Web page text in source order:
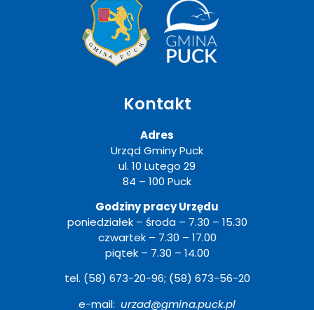
Kontakt
Adres
Urząd Gminy Puck
ul. 10 Lutego 29
84 – 100 Puck
Godziny pracy Urzędu
poniedziałek – środa – 7.30 – 15.30
czwartek – 7.30 – 17.00
piątek – 7.30 – 14.00
tel. (58) 673-20-96; (58) 673-56-20
e-mail: urzad@gmina.puck.pl